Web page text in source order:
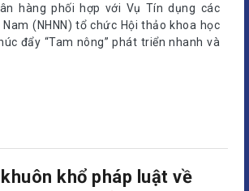
hàng phối hợp với Vụ Tín dụng các
(NHNN) tổ chức Hội thảo khoa học
đẩy “Tam nông” phát triển nhanh và
khổ pháp luật về